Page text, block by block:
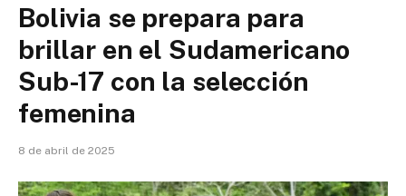
Bolivia se prepara para
brillar en el Sudamericano
Sub-17 con la selección
femenina
8 de abril de 2025